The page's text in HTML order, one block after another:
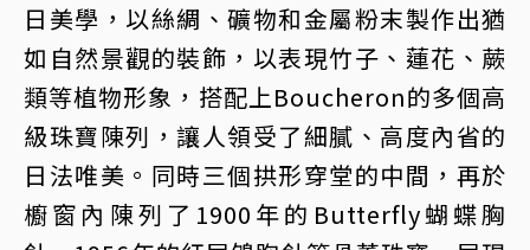
日美學，以絲綢、礦物和金屬粉末製作出猶
如自然景觀的裝飾，以表現竹子、蓮花、蕨
類等植物形象，搭配上Boucheron的多個高
級珠寶陳列，讓人領受了細膩、高度內省的
日法唯美。同時三個拱形穿堂的中間，再於
櫥窗內陳列了1900年的Butterfly蝴蝶胸